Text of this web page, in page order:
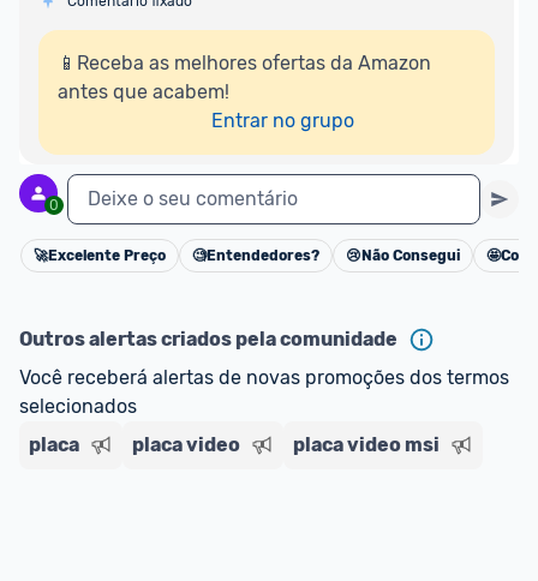
📱Receba as melhores ofertas da Amazon
antes que acabem!
Entrar no grupo
0 Deixe o seu comentário
Cancelar
🚀Excelente Preço 🧐Entendedores? 😢 Não Consegui 🤩
Outros alertas criados pela comunidade
Você receberá alertas de novas promoções dos termos
selecionados
placa
placa video placa video msi